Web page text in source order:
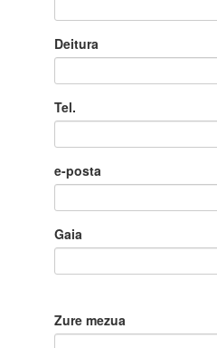
Deitura
Tel.
e-posta
Gaia
Zure mezua